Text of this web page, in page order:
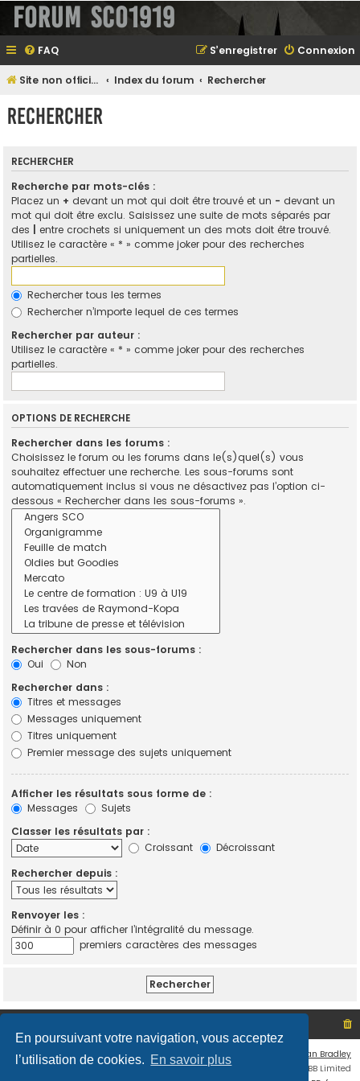
En poursuivant votre navigation, vous acceptez
l’utilisation de cookies. En savoir plus
Forum SCO1919
FAQ Connexion
S’enregistrer
Site non officiel sur le SCO d'Angers Index du forum Rechercher
Rechercher
RECHERCHER
Recherche par mots-clés :
Placez un + devant un mot qui doit être trouvé et un - devant un
mot qui doit être exclu. Saisissez une suite de mots séparés par
des
entre crochets si uniquement un des mots doit être trouvé.
Utilisez le caractère « * » comme joker pour des recherches
partielles.
Rechercher tous les termes
Rechercher n’importe lequel de ces termes
Rechercher par auteur :
Utilisez le caractère « * » comme joker pour des recherches
partielles.
OPTIONS DE RECHERCHE
Rechercher dans les forums :
Choisissez le forum ou les forums dans le(s)quel(s) vous
souhaitez effectuer une recherche. Les sous-forums sont
automatiquement inclus si vous ne désactivez pas l’option ci-
dessous « Rechercher dans les sous-forums ».
Rechercher dans les sous-forums :
Oui
Non
Rechercher dans :
Titres et messages
Messages uniquement
Titres uniquement
Premier message des sujets uniquement
Afficher les résultats sous forme de :
Messages
Sujets
Classer les résultats par :
Croissant
Décroissant
Rechercher depuis :
Renvoyer les :
Définir à 0 pour afficher l’intégralité du message.
premiers caractères des messages
Ian Bradley
Développé parphpBB® Forum Software © phpBB Limited